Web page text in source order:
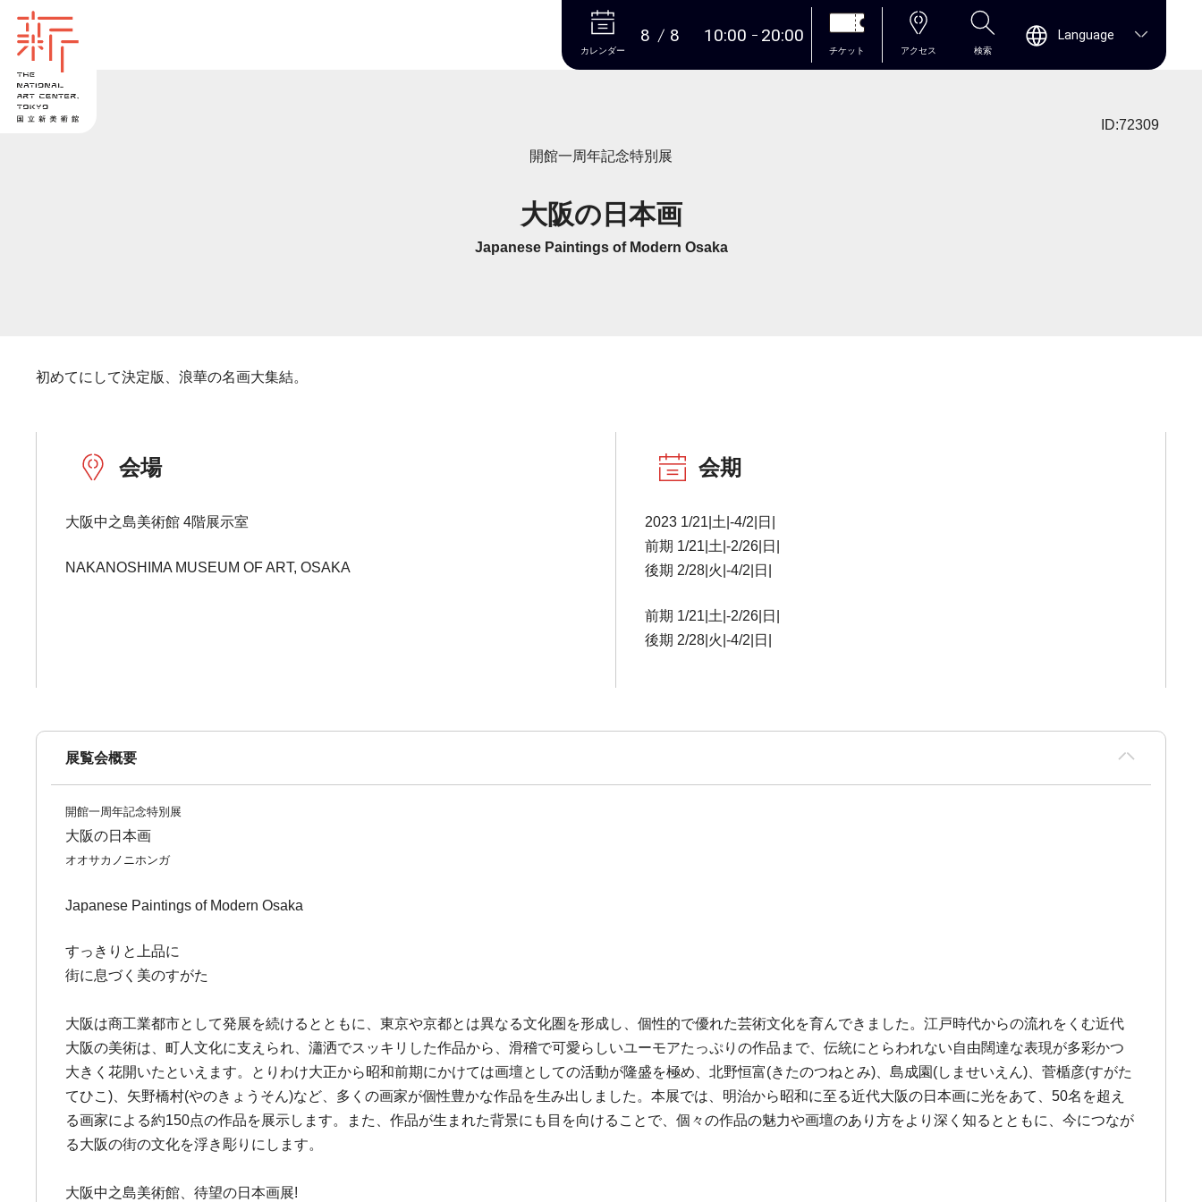
本文へ
カレンダー
8 8 10:00 20:00
チケット アクセス 検索
Language
ID:72309
開館一周年記念特別展
大阪の日本画
Japanese Paintings of Modern Osaka
初めてにして決定版、浪華の名画大集結。
会場
大阪中之島美術館 4階展示室
NAKANOSHIMA MUSEUM OF ART, OSAKA
会期
2023 1/21|土|-4/2|日|
前期 1/21|土|-2/26|日|
後期 2/28|火|-4/2|日|
前期 1/21|土|-2/26|日|
後期 2/28|火|-4/2|日|
展覧会概要
開館一周年記念特別展
大阪の日本画
オオサカノニホンガ
Japanese Paintings of Modern Osaka
すっきりと上品に
街に息づく美のすがた
大阪は商工業都市として発展を続けるとともに、東京や京都とは異なる文化圏を形成し、個性的で優れた芸術文化を育んできました。江戸時代からの流れをくむ近代
大阪の美術は、町人文化に支えられ、瀟洒でスッキリした作品から、滑稽で可愛らしいユーモアたっぷりの作品まで、伝統にとらわれない自由闊達な表現が多彩かつ
大きく花開いたといえます。とりわけ大正から昭和前期にかけては画壇としての活動が隆盛を極め、北野恒富(きたのつねとみ)、島成園(しませいえん)、菅楯彦(すがた
てひこ)、矢野橋村(やのきょうそん)など、多くの画家が個性豊かな作品を生み出しました。本展では、明治から昭和に至る近代大阪の日本画に光をあて、50名を超え
る画家による約150点の作品を展示します。また、作品が生まれた背景にも目を向けることで、個々の作品の魅力や画壇のあり方をより深く知るとともに、今につなが
る大阪の街の文化を浮き彫りにします。
大阪中之島美術館、待望の日本画展!